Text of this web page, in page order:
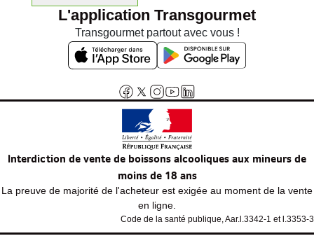
L'application Transgourmet
Transgourmet partout avec vous !
Interdiction de vente de boissons alcooliques aux mineurs de
moins de 18 ans
La preuve de majorité de l'acheteur est exigée au moment de la vente
en ligne.
Code de la santé publique, Aar.l.3342-1 et l.3353-3